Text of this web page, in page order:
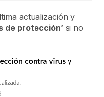
actualización y
de protección’ si no